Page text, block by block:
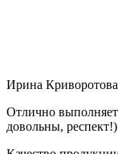
Ирина Криворотова
Отлично
довольны, респект!)